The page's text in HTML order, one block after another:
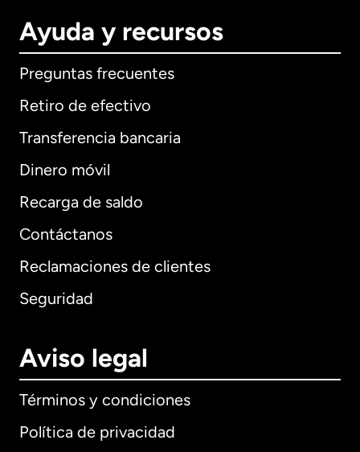
Ayuda y recursos
Preguntas frecuentes
Retiro de efectivo
Transferencia bancaria
Dinero móvil
Recarga de saldo
Contáctanos
Reclamaciones de clientes
Seguridad
Aviso legal
Términos y condiciones
Política de privacidad